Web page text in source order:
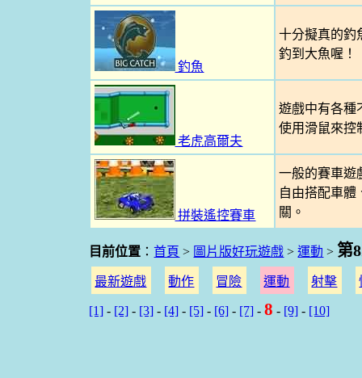
釣魚
十分擬真的釣
釣到大魚喔！
老虎高爾夫
遊戲中有各種
使用滑鼠來控
拼裝遙控賽車
一般的賽車遊
自由搭配車體
關。
目前位置 ：首頁 > 圖片版好玩遊戲 >運動 > 第
最新遊戲 動作 冒險 運動 射擊
[1] - [2] - [3] - [4] - [5] - [6] - [7] -8 - [9] - [10]